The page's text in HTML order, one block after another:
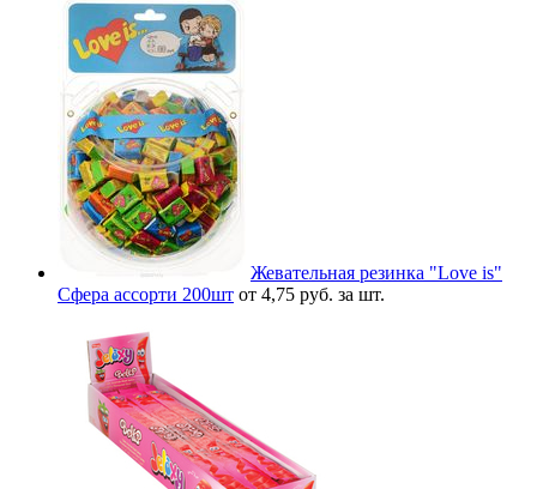
Жевательная резинка "Love is"
Сфера ассорти 200шт от 4,75 руб. за шт.